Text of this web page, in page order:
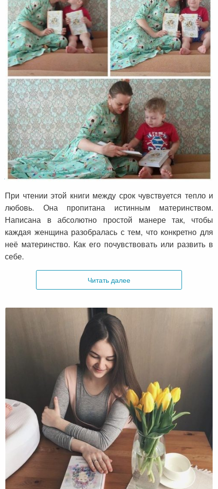
Елена о книге «Предназначение быть
мамой»
При чтении этой книги между срок чувствуется тепло и
любовь. Она пропитана истинным материнством.
Написана в абсолютно простой манере так, чтобы
каждая женщина разобралась с тем, что конкретно для
неё материнство. Как его почувствовать или развить в
себе.
Читать далее